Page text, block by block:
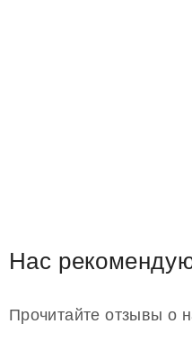
Нас
Прочитайте отзывы о